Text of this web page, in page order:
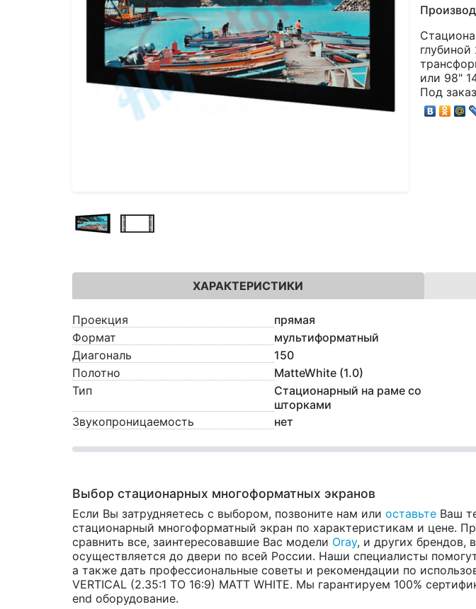
или 98"
Под
ХАРАКТЕРИСТИКИ
Проекция
прямая
Формат
мультиформатный
Диагональ
150
Полотно
MatteWhite (1.0)
Тип
Стационарный на раме со
шторками
Звукопроницаемость
нет
Выбор стационарных многоформатных экранов
Если Вы затрудняетесь с выбором, позвоните нам или оставьте Ваш
стационарный многоформатный экран по характеристикам и цене.
сравнить все, заинтересовавшие Вас модели Oray, и других брендов,
осуществляется до двери по всей России. Наши специалисты
а также дать профессиональные советы и рекомендации по
VERTICAL (2.35:1 TO 16:9) MATT WHITE. Мы гарантируем 100%
end оборудование.